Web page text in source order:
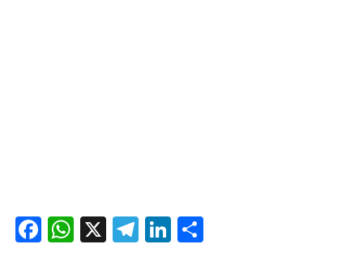
Facebook
WhatsApp
X Telegram
LinkedIn